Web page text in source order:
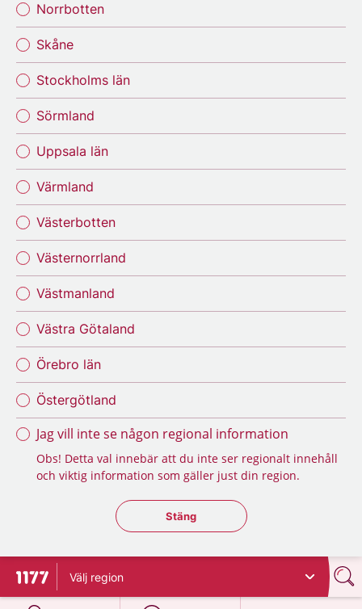
Norrbotten
Skåne
Stockholms län
Sörmland
Uppsala län
Värmland
Västerbotten
Västernorrland
Västmanland
Västra Götaland
Örebro län
Östergötland
Jag vill inte se någon regional information
Obs! Detta val innebär att du inte ser regionalt innehåll
och viktig information som gäller just din region.
Stäng regionsväljaren
Stäng
Till startsidan för 1177
Välj region
på 1177.se
på 1177.se